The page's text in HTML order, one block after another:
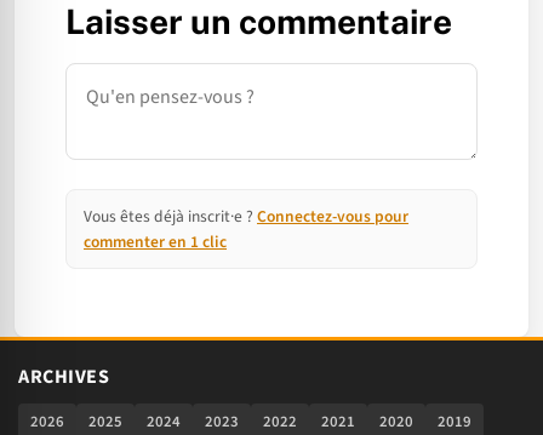
Laisser un commentaire
Commentaire
Vous êtes déjà inscrit·e ? Connectez-vous pour
commenter en 1 clic
ARCHIVES
2026 2025 2024 2023 2022 2021 2020
2019